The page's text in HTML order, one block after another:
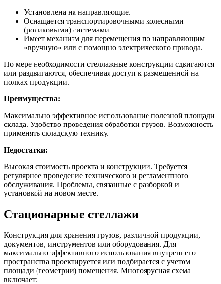
Установлена на направляющие.
Оснащается транспортировочными колесными
(роликовыми) системами.
Имеет механизм для перемещения по направляющим
«вручную» или с помощью электрического привода.
По мере необходимости стеллажные конструкции сдвигаются
или раздвигаются, обеспечивая доступ к размещенной на
полках продукции.
Преимущества:
Максимально эффективное использование полезной площади
склада. Удобство проведения обработки грузов. Возможность
применять складскую технику.
Недостатки:
Высокая стоимость проекта и конструкции. Требуется
регулярное проведение технического и регламентного
обслуживания. Проблемы, связанные с разборкой и
установкой на новом месте.
Стационарные стеллажи
Конструкция для хранения грузов, различной продукции,
документов, инструментов или оборудования. Для
максимально эффективного использования внутреннего
пространства проектируется или подбирается с учетом
площади (геометрии) помещения. Многоярусная схема
включает: